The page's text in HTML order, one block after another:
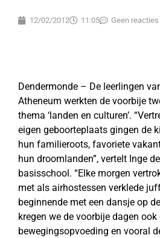
12/02/2012 11:05 Geen reacties
Dendermonde – De leerlingen
Atheneum werkten de voorbije
thema ‘landen en culturen’.
eigen geboorteplaats gingen de
hun familieroots, favoriete
hun droomlanden”, vertelt Inge
basisschool. “Elke morgen
met als airhostessen verklede
beginnende met een dansje op
kregen we de voorbije dagen ook
bewegingsopvoeding en vooral